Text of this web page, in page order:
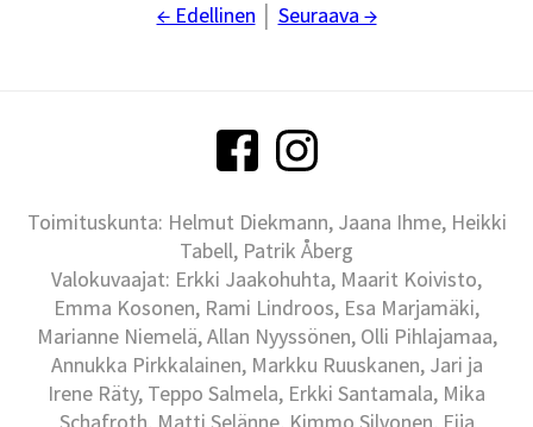
← Edellinen Seuraava →
Toimituskunta: Helmut Diekmann, Jaana Ihme, Heikki
Tabell, Patrik Åberg
Valokuvaajat: Erkki Jaakohuhta, Maarit Koivisto,
Emma Kosonen, Rami Lindroos, Esa Marjamäki,
Marianne Niemelä, Allan Nyyssönen, Olli Pihlajamaa,
Annukka Pirkkalainen, Markku Ruuskanen, Jari ja
Irene Räty, Teppo Salmela, Erkki Santamala, Mika